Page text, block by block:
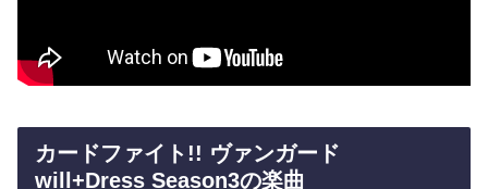
カードファイト!! ヴァンガード
will+Dress Season3の楽曲